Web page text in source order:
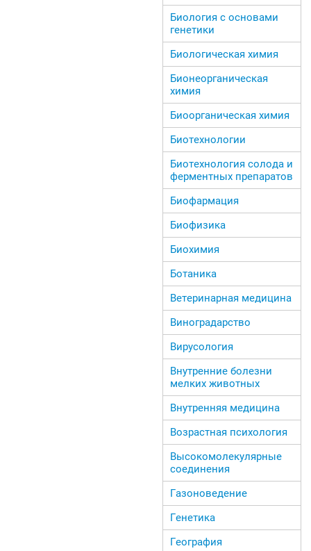
Биология с основами
генетики
Биологическая химия
Бионеорганическая
химия
Биоорганическая химия
Биотехнологии
Биотехнология солода и
ферментных препаратов
Биофармация
Биофизика
Биохимия
Ботаника
Ветеринарная медицина
Виноградарство
Вирусология
Внутренние болезни
мелких животных
Внутренняя медицина
Возрастная психология
Высокомолекулярные
соединения
Газоноведение
Генетика
География